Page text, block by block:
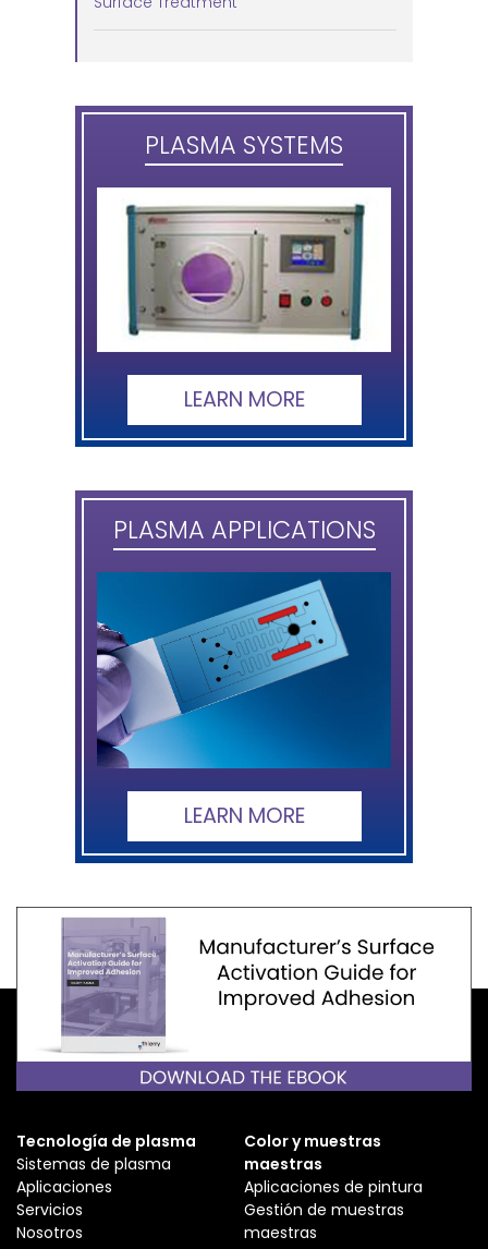
PLASMA SYSTEMS
LEARN MORE
PLASMA APPLICATIONS
LEARN MORE
Tecnología de plasma
Sistemas de plasma
Aplicaciones
Servicios
Nosotros
Color y muestras
maestras
Aplicaciones de pintura
Gestión de muestras
maestras